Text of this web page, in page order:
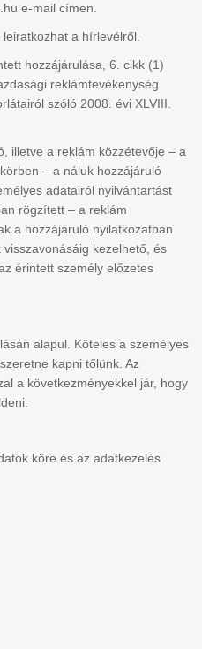
e-mail címen.
a hírlevélről.
hozzájárulása, 6. cikk (1)
reklámtevékenység
szóló 2008. évi XLVIII.
illetve a reklám közzétevője – a
– a náluk hozzájáruló
adatairól nyilvántartást
rögzített – a reklám
a hozzájáruló nyilatkozatban
kezelhető, és
érintett személy előzetes
alapul. Köteles a személyes
kapni tőlünk. Az
a következményekkel jár, hogy
köre és az adatkezelés